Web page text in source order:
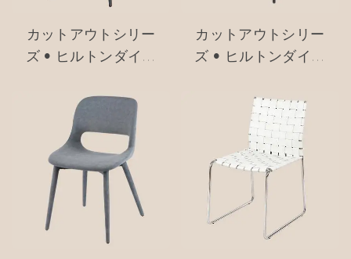
カットアウトシリー
ズ • ヒルトンダイニ
2
カットアウトシリー
ズ • ヒルトンダイニ
3